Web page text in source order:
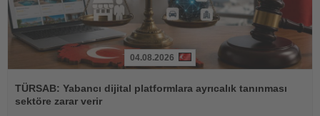
Oku
04.08.2026
TÜRSAB: Yabancı dijital platformlara ayrıcalık tanınması
sektöre zarar verir